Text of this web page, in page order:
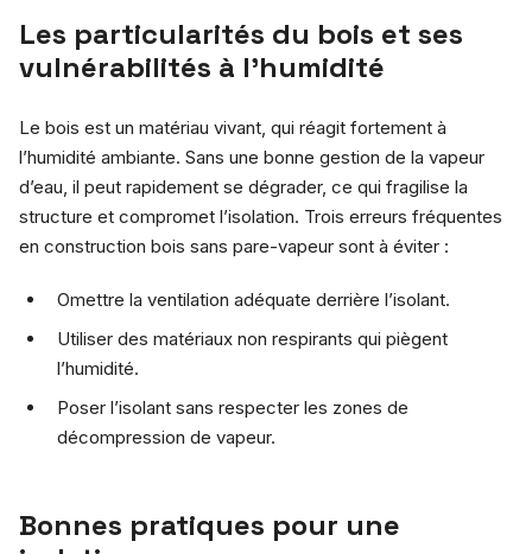
Les particularités du bois et ses
vulnérabilités à l’humidité
Le bois est un matériau vivant, qui réagit fortement à
l’humidité ambiante. Sans une bonne gestion de la vapeur
d’eau, il peut rapidement se dégrader, ce qui fragilise la
structure et compromet l’isolation. Trois erreurs fréquentes
en construction bois sans pare-vapeur sont à éviter :
Omettre la ventilation adéquate derrière l’isolant.
Utiliser des matériaux non respirants qui piègent
l’humidité.
Poser l’isolant sans respecter les zones de
décompression de vapeur.
Bonnes pratiques pour une